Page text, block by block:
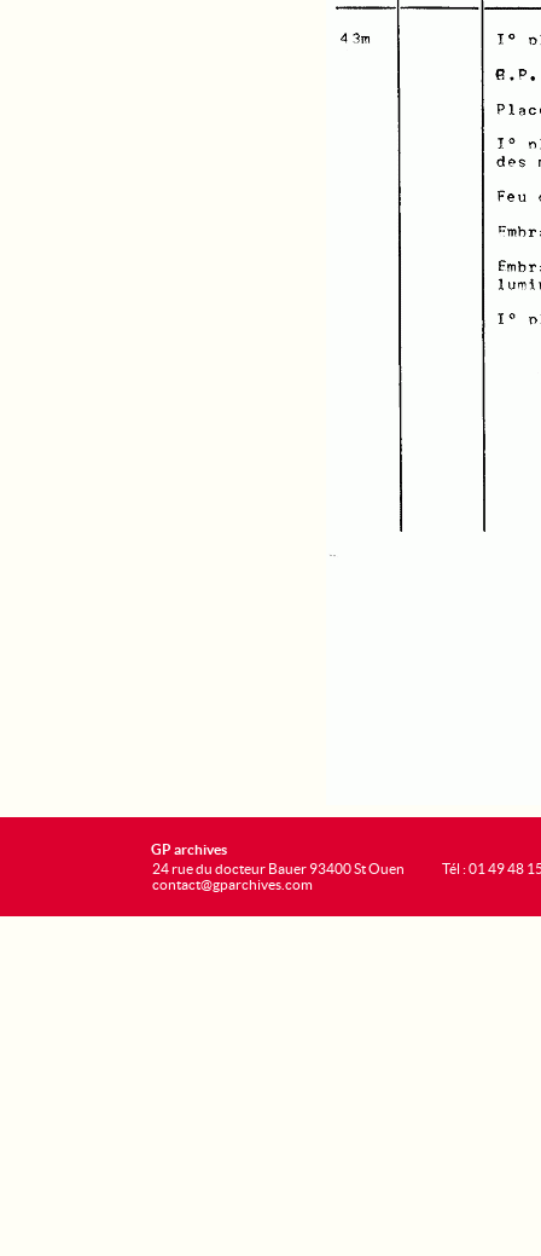
GP archives
24 rue du docteur Bauer 93400 St Ouen
contact@gparchives.com
Tél : 01 49 48